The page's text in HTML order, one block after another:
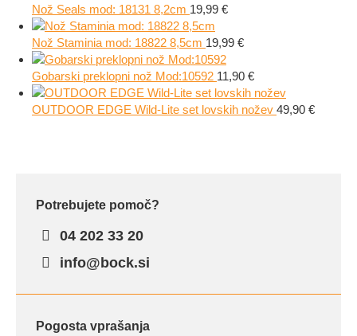
Nož Seals mod: 18131 8,2cm 19,99 €
Nož Staminia mod: 18822 8,5cm 19,99 €
Gobarski preklopni nož Mod:10592 11,90 €
OUTDOOR EDGE Wild-Lite set lovskih nožev 49,90 €
Potrebujete pomoč?
04 202 33 20
info@bock.si
Pogosta vprašanja